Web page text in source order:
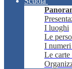
I luoghi
Le
I numeri
Le carte